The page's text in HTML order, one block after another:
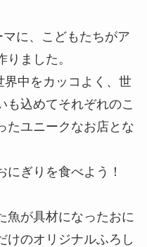
マに、こどもたちがア
ました。
中をカッコよく、世
も込めてそれぞれのこ
たユニークなお店とな
ぎりを食べよう！
魚が具材になったおに
けのオリジナルふろし